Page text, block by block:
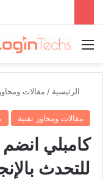
القائمة
الرئيسية / مقالات
مقالات ومحاور تقنية
كامبلي
للتحدث